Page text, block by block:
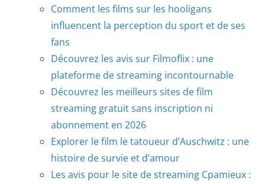
Comment les films sur les hooligans
influencent la perception du sport et de ses
fans
Découvrez les avis sur Filmoflix : une
plateforme de streaming incontournable
Découvrez les meilleurs sites de film
streaming gratuit sans inscription ni
abonnement en 2026
Explorer le film le tatoueur d’Auschwitz : une
histoire de survie et d’amour
Les avis pour le site de streaming Cpamieux :